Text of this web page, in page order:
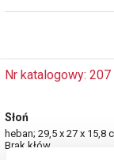
Nr katalogowy: 207
Słoń
heban; 29,5 x 27 x 15,8
Brak kłów.